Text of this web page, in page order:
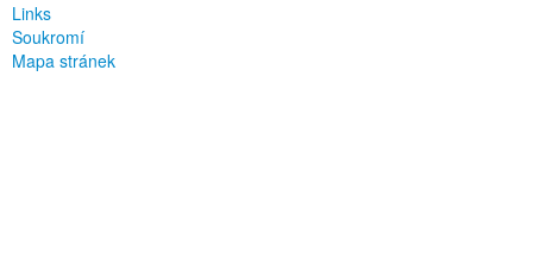
Links
Soukromí
Mapa stránek